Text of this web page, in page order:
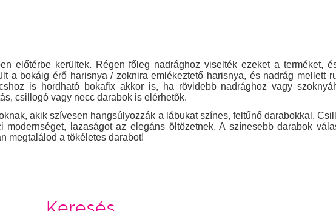
előtérbe kerültek. Régen főleg nadrághoz viselték ezeket a terméket,
a bokáig érő harisnya / zoknira emlékeztető harisnya, és nadrág mellett
is hordható bokafix akkor is, ha rövidebb nadrághoz vagy
csillogó vagy necc darabok is elérhetők.
akik szívesen hangsúlyozzák a lábukat színes, feltűnő darabokkal.
lazaságot az elegáns öltözetnek. A színesebb darabok
megtalálod a tökéletes darabot!